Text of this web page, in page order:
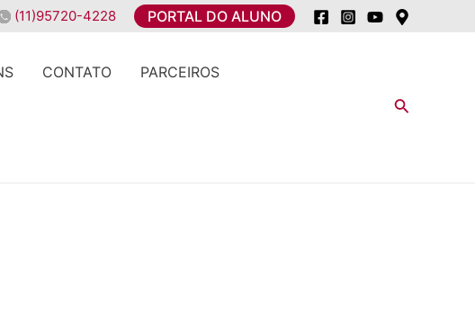
(11)95720-4228 PORTAL DO ALUNO
CONTATO PARCEIROS
Pesquisar